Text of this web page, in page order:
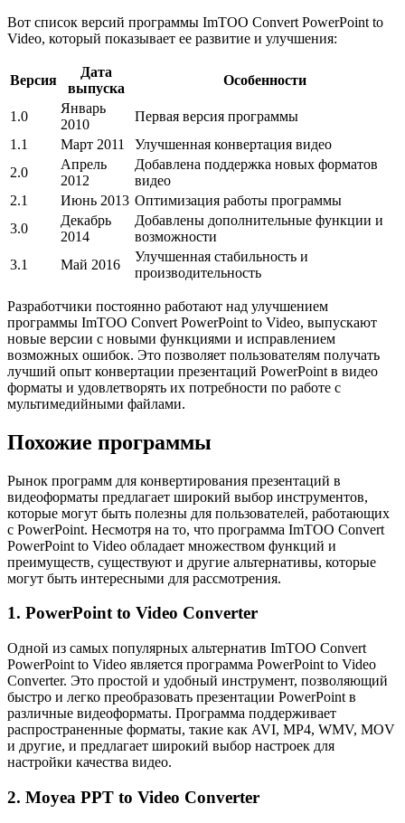
Вот список версий программы ImTOO Convert PowerPoint to
Video, который показывает ее развитие и улучшения:
Версия
Дата
выпуска
Особенности
1.0
Январь
2010
Первая версия программы
1.1
Март 2011
Улучшенная конвертация видео
2.0
Апрель
2012
Добавлена поддержка новых форматов
видео
2.1
Июнь 2013 Оптимизация работы программы
3.0
Декабрь
2014
Добавлены дополнительные функции и
возможности
3.1
Май 2016
Улучшенная стабильность и
производительность
Разработчики постоянно работают над улучшением
программы ImTOO Convert PowerPoint to Video, выпускают
новые версии с новыми функциями и исправлением
возможных ошибок. Это позволяет пользователям получать
лучший опыт конвертации презентаций PowerPoint в видео
форматы и удовлетворять их потребности по работе с
мультимедийными файлами.
Похожие программы
Рынок программ для конвертирования презентаций в
видеоформаты предлагает широкий выбор инструментов,
которые могут быть полезны для пользователей, работающих
с PowerPoint. Несмотря на то, что программа ImTOO Convert
PowerPoint to Video обладает множеством функций и
преимуществ, существуют и другие альтернативы, которые
могут быть интересными для рассмотрения.
1. PowerPoint to Video Converter
Одной из самых популярных альтернатив ImTOO Convert
PowerPoint to Video является программа PowerPoint to Video
Converter. Это простой и удобный инструмент, позволяющий
быстро и легко преобразовать презентации PowerPoint в
различные видеоформаты. Программа поддерживает
распространенные форматы, такие как AVI, MP4, WMV, MOV
и другие, и предлагает широкий выбор настроек для
настройки качества видео.
2. Moyea PPT to Video Converter